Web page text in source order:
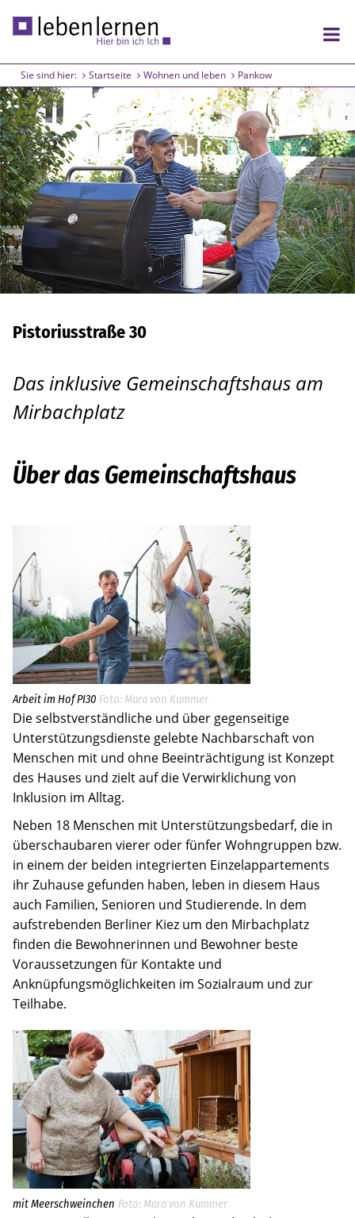
Wohnen und leben
Lichtenberg
Friedrichshain
Pankow
Arbeiten und lernen
Lichtenberg
Friedrichshain
Pankow
Bildungsinstitut
Aktuelles
Standorte
Ansprechpersonen
Jobs
Spenden
Sie sind hier: Startseite Wohnen und leben Pankow
Pistoriusstraße 30
Das inklusive Gemeinschaftshaus am
Mirbachplatz
Über das Gemeinschaftshaus
Arbeit im Hof PI30 Mara von Kummer
Die selbstverständliche und über gegenseitige
Unterstützungsdienste gelebte Nachbarschaft von
Menschen mit und ohne Beeinträchtigung ist Konzept
des Hauses und zielt auf die Verwirklichung von
Inklusion im Alltag.
Neben 18 Menschen mit Unterstützungsbedarf, die in
überschaubaren vierer oder fünfer Wohngruppen bzw.
in einem der beiden integrierten Einzelappartements
ihr Zuhause gefunden haben, leben in diesem Haus
auch Familien, Senioren und Studierende. In dem
aufstrebenden Berliner Kiez um den Mirbachplatz
finden die Bewohnerinnen und Bewohner beste
Voraussetzungen für Kontakte und
Anknüpfungsmöglichkeiten im Sozialraum und zur
Teilhabe.
mit Meerschweinchen Mara von Kummer